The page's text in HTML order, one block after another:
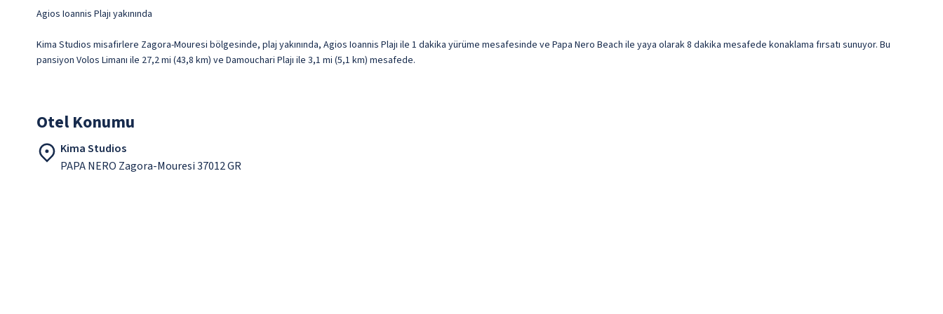
Agios Ioannis Plajı yakınında
Kima Studios misafirlere Zagora-Mouresi bölgesinde, plaj yakınında, Agios Ioannis Plajı ile 1 dakika yürüme mesafesinde ve Papa Nero Beach ile yaya olarak 8 dakika mesafede konaklama fırsatı sunuyor. Bu
pansiyon Volos Limanı ile 27,2 mi (43,8 km) ve Damouchari Plajı ile 3,1 mi (5,1 km) mesafede.
Otel Konumu
Kima Studios
PAPA NERO Zagora-Mouresi 37012 GR